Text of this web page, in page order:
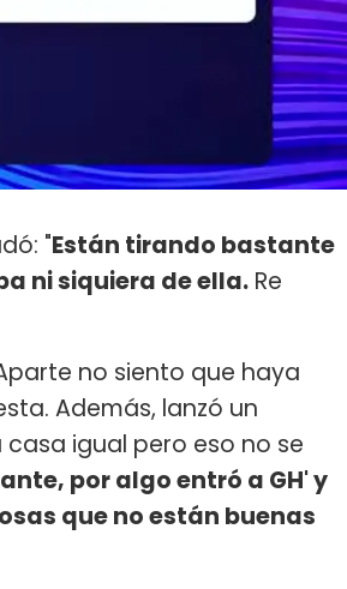
"Están tirando bastante
ni siquiera de ella. Re
no siento que haya
Además, lanzó un
igual pero eso no se
por algo entró a GH' y
que no están buenas